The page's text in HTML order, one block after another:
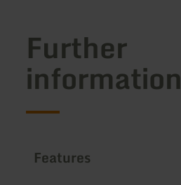
Further
information
Features